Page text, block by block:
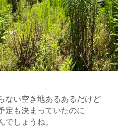
ない空き地あるあるだけど
定も決まっていたのに
でしょうね。